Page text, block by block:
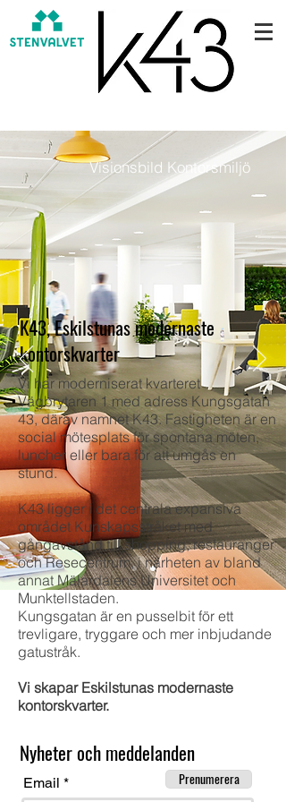
Visionsbild Kontorsmiljö
K43, Eskilstunas modernaste
kontorskvarter
Vi har moderniserat kvarteret
Vägbrytaren 1 med adress Kungsgatan
43, därav namnet K43. Fastigheten är en
social mötesplats för spontana möten,
luncher eller bara för att umgås en
stund.
K43 ligger i det centrala expansiva
området Kunskapsstråket med
gångavstånd till shopping, restauranger
och Resecentrum, i närheten av bland
annat Mälardalens Universitet och
Munktellstaden.
Kungsgatan är en pusselbit för ett
trevligare, tryggare och mer inbjudande
gatustråk.
Vi skapar Eskilstunas modernaste
kontorskvarter.
Nyheter och meddelanden
Email Prenumerera